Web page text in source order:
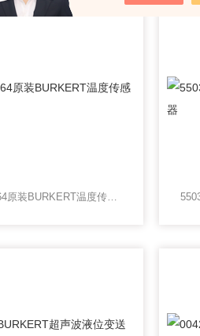
550364原装BURKERT温度传感器